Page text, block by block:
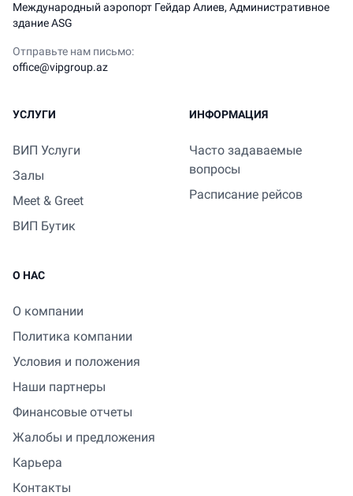
Международный аэропорт Гейдар Алиев, Административное
здание ASG
Отправьте нам письмо:
office@vipgroup.az
УСЛУГИ
ВИП Услуги
Залы
Meet & Greet
ВИП Бутик
ИНФОРМАЦИЯ
Часто задаваемые
вопросы
Расписание рейсов
О НАС
О компании
Политика компании
Условия и положения
Наши партнеры
Финансовые отчеты
Жалобы и предложения
Карьера
Контакты